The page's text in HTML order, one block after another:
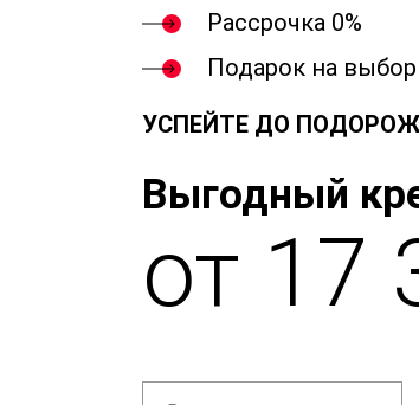
Рассрочка 0%
Подарок на выбор
УСПЕЙТЕ ДО
Выгодный
от 17